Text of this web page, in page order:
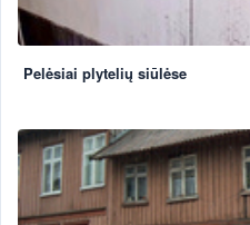
Pelėsiai plytelių siūlėse